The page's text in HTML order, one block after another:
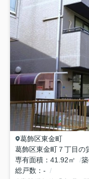
葛飾区東金町
葛飾区東金町７丁目の
専有面積
41.92㎡
総戸数
-